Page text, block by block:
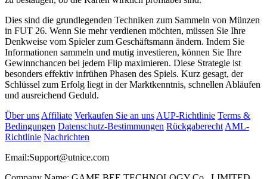
Dies sind die grundlegenden Techniken zum Sammeln von Münzen
in FUT 26. Wenn Sie mehr verdienen möchten, müssen Sie Ihre
Denkweise vom Spieler zum Geschäftsmann ändern. Indem Sie
Informationen sammeln und mutig investieren, können Sie Ihre
Gewinnchancen bei jedem Flip maximieren. Diese Strategie ist
besonders effektiv infrühen Phasen des Spiels. Kurz gesagt, der
Schlüssel zum Erfolg liegt in der Marktkenntnis, schnellen Abläufen
und ausreichend Geduld.
Über uns Affiliate Verkaufen Sie an uns AUP-Richtlinie Terms &
Bedingungen Datenschutz-Bestimmungen Rückgaberecht AML-
Richtlinie Nachrichten
Email:Support@utnice.com